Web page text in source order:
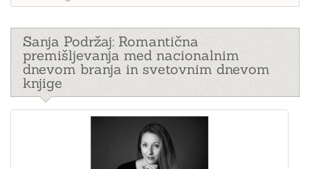
Sanja Podržaj: Romantična
premišljevanja med nacionalnim
dnevom branja in svetovnim dnevom
knjige